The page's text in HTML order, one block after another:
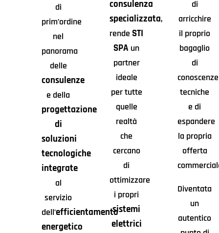
di
prim’ordine
nel
panorama
delle
consulenze
e della
progettazione
di
soluzioni
tecnologiche
integrate
al
servizio
dell’efficientamento
energetico
consulenza
specializzata,
rende STI
SPA un
partner
ideale
per tutte
quelle
realtà
che
cercano
di
ottimizzare
i propri
sistemi
elettrici
di
arricchire
il proprio
bagaglio
di
conoscenze
tecniche
e di
espandere
la propria
offerta
Diventata
un
autentico